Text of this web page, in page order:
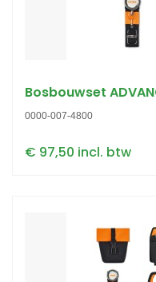
Bosbouwset
0000-007-4800
€ 97,50 incl. btw